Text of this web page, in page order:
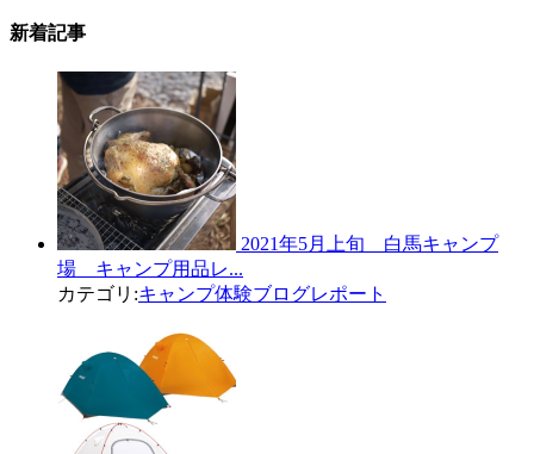
新着記事
2021年5月上旬 白馬キャンプ
場 キャンプ用品レ...
カテゴリ:キャンプ体験ブログレポート